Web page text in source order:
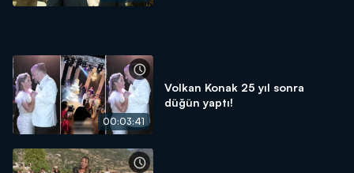
00:03:41
Volkan Konak 25 yıl sonra
düğün yaptı!